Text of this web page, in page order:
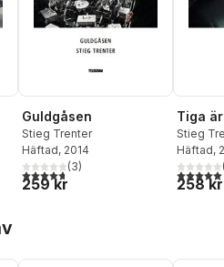
röster:
Guldgåsen
Stieg Trenter
Häftad, 2014
4,7utav 5 stjärnor. Totalt antal röster:
(3)
259 kr
Tiga
Stieg
Häftad,
5,0utav (
258 kr